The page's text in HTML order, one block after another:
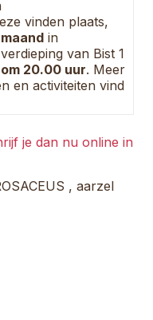
vinden plaats,
in
van Bist 1
om 20.00 uur. Meer
en activiteiten vind
je dan nu online in
, aarzel